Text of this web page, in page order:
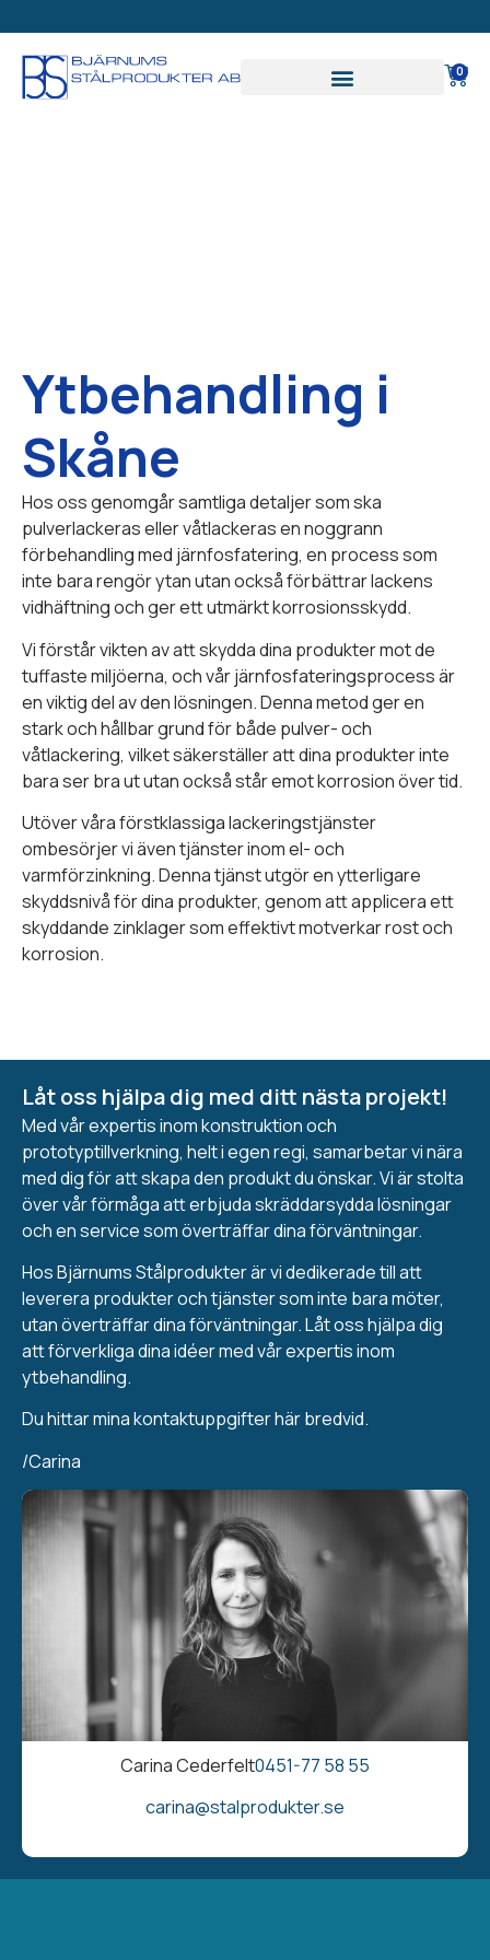
24 TIMMAR
0
Ytbehandling i
Skåne
Hos oss genomgår samtliga detaljer som ska
pulverlackeras eller våtlackeras en noggrann
förbehandling med järnfosfatering, en process som
inte bara rengör ytan utan också förbättrar lackens
vidhäftning och ger ett utmärkt korrosionsskydd.
Vi förstår vikten av att skydda dina produkter mot de
tuffaste miljöerna, och vår järnfosfateringsprocess är
en viktig del av den lösningen. Denna metod ger en
stark och hållbar grund för både pulver- och
våtlackering, vilket säkerställer att dina produkter inte
bara ser bra ut utan också står emot korrosion över tid.
Utöver våra förstklassiga lackeringstjänster
ombesörjer vi även tjänster inom el- och
varmförzinkning. Denna tjänst utgör en ytterligare
skyddsnivå för dina produkter, genom att applicera ett
skyddande zinklager som effektivt motverkar rost och
korrosion.
Låt oss hjälpa dig med ditt nästa projekt!
Med vår expertis inom konstruktion och
prototyptillverkning, helt i egen regi, samarbetar vi nära
med dig för att skapa den produkt du önskar. Vi är stolta
över vår förmåga att erbjuda skräddarsydda lösningar
och en service som överträffar dina förväntningar.
Hos Bjärnums Stålprodukter är vi dedikerade till att
leverera produkter och tjänster som inte bara möter,
utan överträffar dina förväntningar. Låt oss hjälpa dig
att förverkliga dina idéer med vår expertis inom
ytbehandling.
Du hittar mina kontaktuppgifter här bredvid.
/Carina
Carina Cederfelt0451-77 58 55
carina@stalprodukter.se